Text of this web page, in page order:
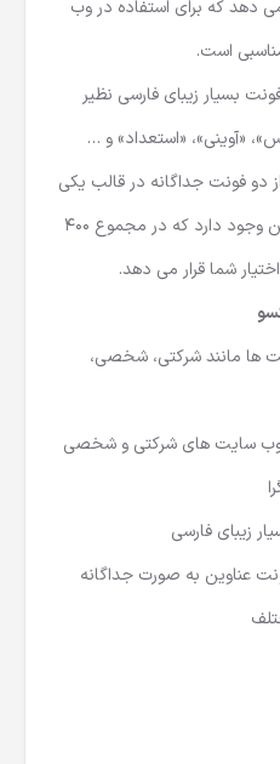
که برای استفاده در وب
است.
فارسی سازی این قالب از 20 فونت بسیار زیبای فارسی نظیر
«آوینی»، «استعداد» و …
دو فونت جداگانه در قالب یکی
برای متن ها و دیگری برای عناوین وجود دارد که در مجموع 400
شما قرار می دهد.
ها مانند شرکتی، شخصی،
وب سایت های شرکتی و شخصی
عناوین به صورت جداگانه